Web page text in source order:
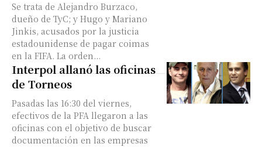
Se trata de Alejandro Burzaco,
dueño de TyC; y Hugo y Mariano
Jinkis, acusados por la justicia
estadounidense de pagar coimas
en la FIFA. La orden...
Interpol allanó las oficinas
de Torneos
Pasadas las 16:30 del viernes,
efectivos de la PFA llegaron a las
oficinas con el objetivo de buscar
documentación en las empresas